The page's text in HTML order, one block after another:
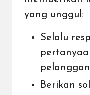
yang unggul:
Selalu
Berikan